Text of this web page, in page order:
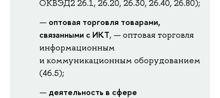
ОКВЭД2 26.1, 26.20, 26.30, 26.40, 26.80);
оптовая торговля товарами,
связанными с ИКТ, — оптовая торговля
информационным
и коммуникационным оборудованием
(46.5);
деятельность в сфере